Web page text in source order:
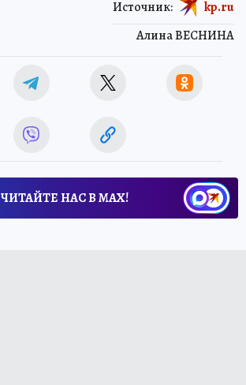
Алина ВЕСНИНА
Источник: kp.ru
ЧИТАЙТЕ НАС В МАХ!